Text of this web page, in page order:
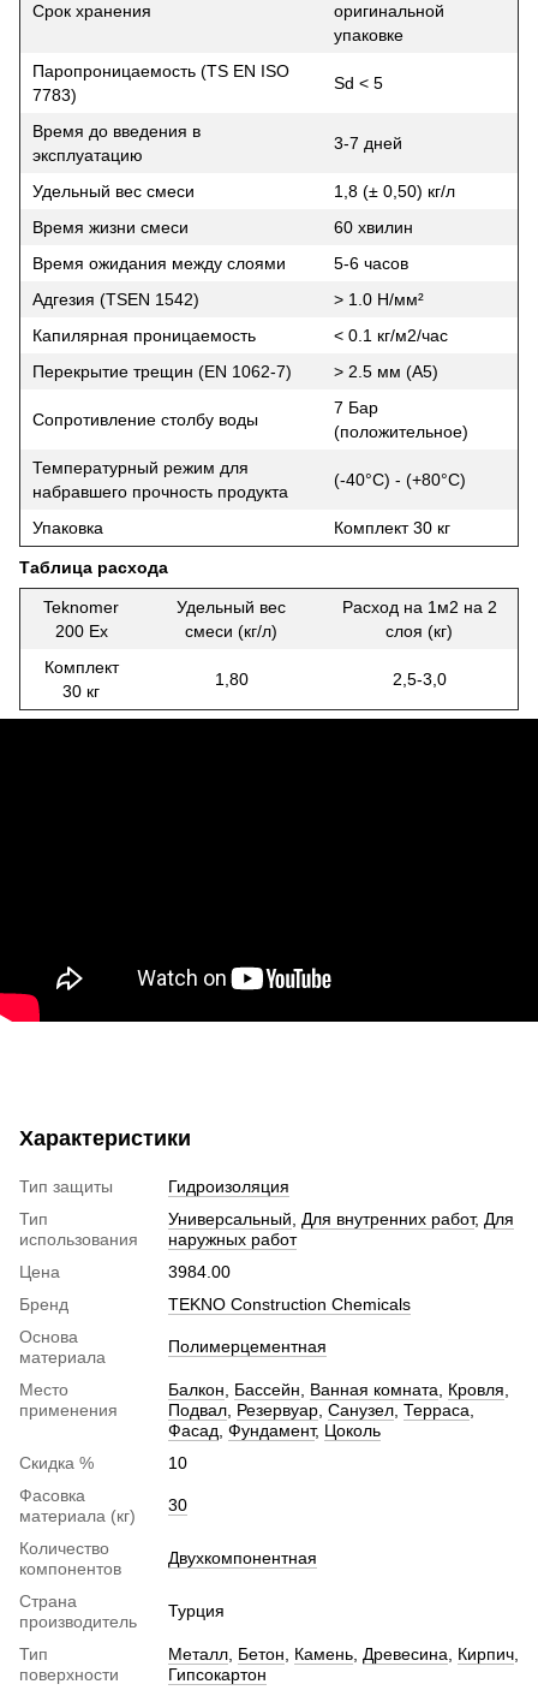
Срок хранения
оригинальной
упаковке
Паропроницаемость (TS EN ISO
7783)
Sd < 5
Время до введения в
эксплуатацию
3-7 дней
Удельный вес смеси
1,8 (± 0,50) кг/л
Время жизни смеси
60 хвилин
Время ожидания между слоями
5-6 часов
Адгезия (TSEN 1542)
> 1.0 Н/мм²
Капилярная проницаемость
< 0.1 кг/м2/час
Перекрытие трещин (EN 1062-7)
> 2.5 мм (A5)
Сопротивление столбу воды
7 Бар
(положительное)
Температурный режим для
набравшего прочность продукта
(-40°C) - (+80°C)
Упаковка Комплект 30 кг
Таблица расхода
Teknomer
200 Ex
Удельный вес
смеси (кг/л)
Расход на 1м2 на 2
слоя (кг)
Комплект
30 кг
1,80 2,5-3,0
Характеристики
Тип защиты
Гидроизоляция
Тип
использования
Универсальный, Для внутренних работ, Для
наружных работ
Цена
3984.00
Бренд
TEKNO Construction Chemicals
Основа
материала
Полимерцементная
Место
применения
Балкон, Бассейн, Ванная комната, Кровля,
Подвал, Резервуар, Санузел, Терраса,
Фасад, Фундамент, Цоколь
Скидка %
10
Фасовка
материала (кг)
30
Количество
компонентов
Двухкомпонентная
Страна
производитель
Турция
Тип
поверхности
Металл, Бетон, Камень, Древесина, Кирпич,
Гипсокартон